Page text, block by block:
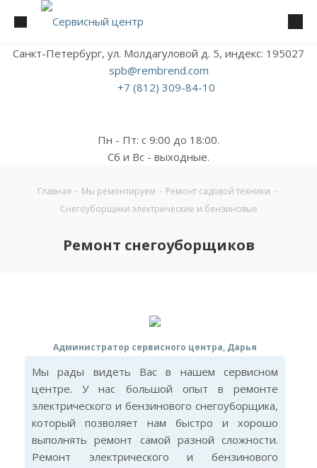
Санкт-Петербург, ул. Молдагуловой д. 5, индекс: 195027
spb@rembrend.com
+7 (812) 309-84-10
Пн - Пт: с 9:00 до 18:00.
Сб и Вс - выходные.
Главная - Мы ремонтируем - Ремонт садовой техники -
Снегоуборщики электрические и бензиновые
Ремонт снегоуборщиков
Администратор сервисного центра, Дарья
Мы рады видеть Вас в нашем сервисном
центре. У нас большой опыт в ремонте
электрического и бензинового снегоуборщика,
который позволяет нам быстро и хорошо
выполнять ремонт самой разной сложности.
Ремонт электрического и бензинового